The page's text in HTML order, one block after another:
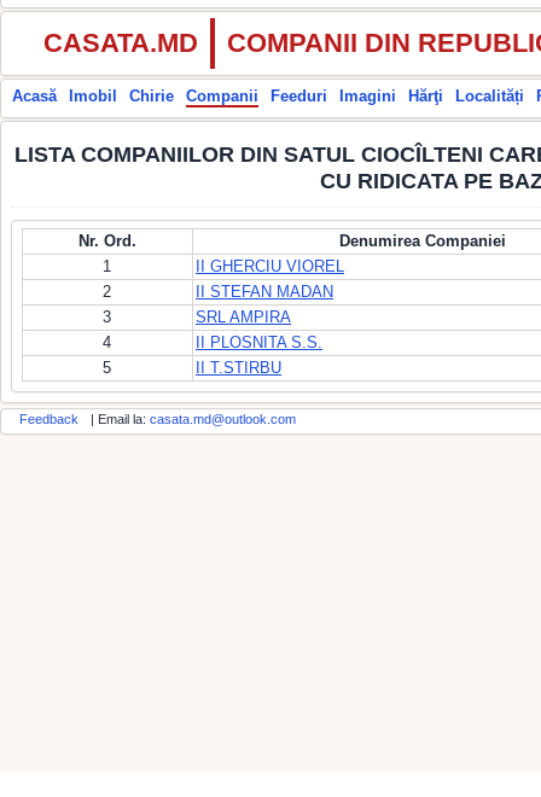
CASATA.MD COMPANII DIN
Acasă Imobil Chirie Companii Feeduri Imagini Hărţi Localități
LISTA COMPANIILOR DIN SATUL CIOCÎLTENI
CU RIDICATA PE
Nr. Ord.
Denumirea Companiei
1
II GHERCIU VIOREL
2
II STEFAN MADAN
3
SRL AMPIRA
4
II PLOSNITA S.S.
5
II T.STIRBU
Feedback | Email la: casata.md@outlook.com